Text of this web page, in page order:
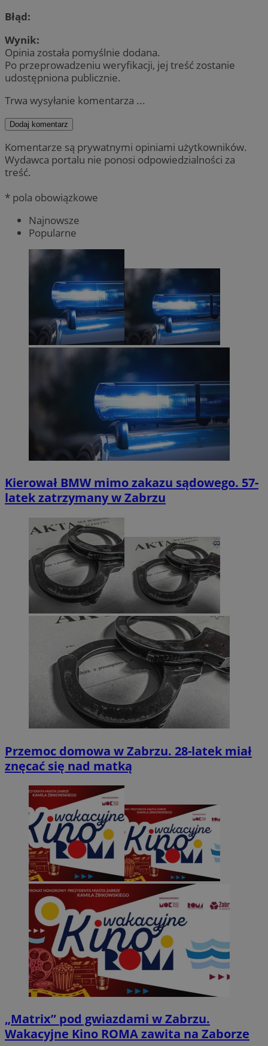
Błąd:
Wynik:
Opinia została pomyślnie dodana.
Po przeprowadzeniu weryfikacji, jej treść zostanie
udostępniona publicznie.
Trwa wysyłanie komentarza ...
Dodaj komentarz
Komentarze są prywatnymi opiniami użytkowników.
Wydawca portalu nie ponosi odpowiedzialności za
treść.
* pola obowiązkowe
Najnowsze
Popularne
Kierował BMW mimo zakazu sądowego. 57-
latek zatrzymany w Zabrzu
Przemoc domowa w Zabrzu. 28-latek miał
znęcać się nad matką
„Matrix” pod gwiazdami w Zabrzu.
Wakacyjne Kino ROMA zawita na Zaborze